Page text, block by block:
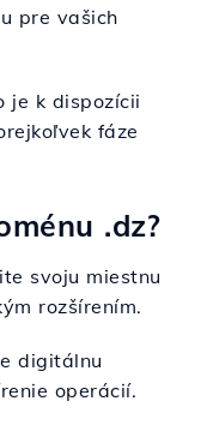
pre vašich
je k dispozícii
fáze
.dz?
svoju miestnu
rozšírením.
digitálnu
operácií.